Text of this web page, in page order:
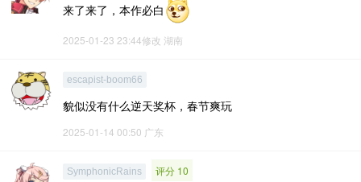
来了来了，本作必白
2025-01-23 23:44修改 湖南
escapist-boom66
貌似没有什么逆天奖杯，春节爽玩
2025-01-14 00:50 广东
SymphonicRains 评分 10